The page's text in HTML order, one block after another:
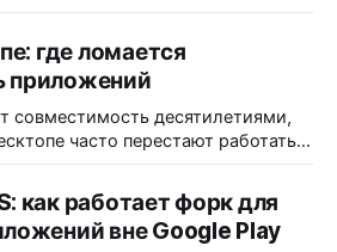
где ломается
приложений
совместимость десятилетиями,
часто перестают работать
GNOME и дистрибутивы в
барьеров, а пользователи
как работает форк для
вне Google Play